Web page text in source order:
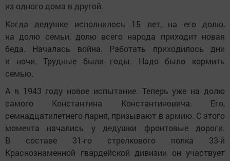
из одного дома в другой.
Когда дедушке исполнилось 15 лет, на его долю,
на долю семьи, долю всего народа приходит новая
беда. Началась война. Работать приходилось дни
и ночи. Трудные были годы. Надо было кормить
семью.
А в 1943 году новое испытание. Теперь уже на долю
самого Константина Константиновича. Его,
семнадцатилетнего парня, призывают в армию. С этого
момента начались у дедушки фронтовые дороги.
В составе 31-го стрелкового полка 33-й
Краснознаменной гвардейской дивизии он участвует